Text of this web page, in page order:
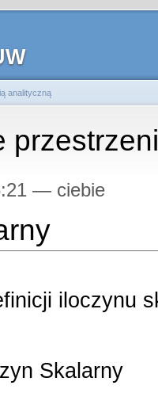
analityczną
— ciebie
iloczynu
Skalarny